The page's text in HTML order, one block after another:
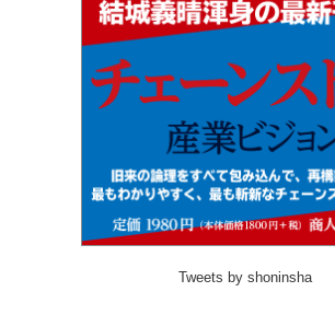
Tweets by shoninsha